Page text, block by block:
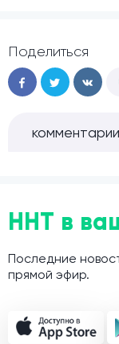
Поделиться
комментарии
ННТ в
Последние
прямой эфир.